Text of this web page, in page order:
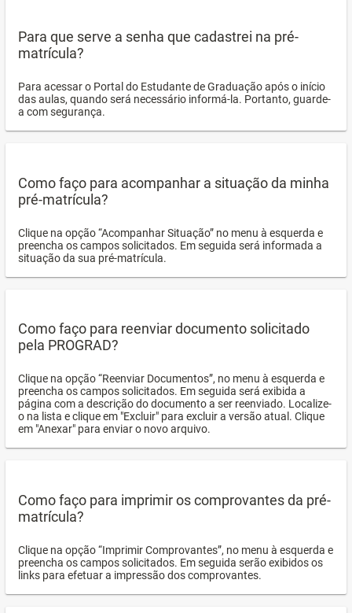
Para que serve a senha que cadastrei na pré-
matrícula?
Para acessar o Portal do Estudante de Graduação após o início
das aulas, quando será necessário informá-la. Portanto, guarde-
a com segurança.
Como faço para acompanhar a situação da minha
pré-matrícula?
Clique na opção “Acompanhar Situação” no menu à esquerda e
preencha os campos solicitados. Em seguida será informada a
situação da sua pré-matrícula.
Como faço para reenviar documento solicitado
pela PROGRAD?
Clique na opção “Reenviar Documentos”, no menu à esquerda e
preencha os campos solicitados. Em seguida será exibida a
página com a descrição do documento a ser reenviado. Localize-
o na lista e clique em "Excluir" para excluir a versão atual. Clique
em "Anexar" para enviar o novo arquivo.
Como faço para imprimir os comprovantes da pré-
matrícula?
Clique na opção “Imprimir Comprovantes”, no menu à esquerda e
preencha os campos solicitados. Em seguida serão exibidos os
links para efetuar a impressão dos comprovantes.